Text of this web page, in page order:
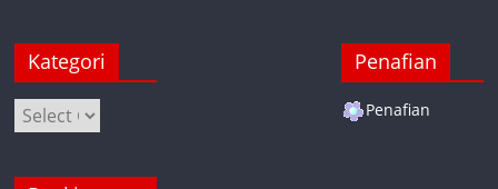
Kategori
Kategori
Penafian
Penafian